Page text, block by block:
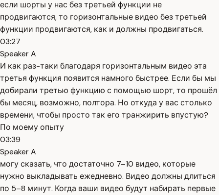
если шорты у нас без третьей функции не
продвигаются, то горизонтальные видео без третьей
функции продвигаются, как и должны продвигаться.
03:27
Speaker A
И как раз-таки благодаря горизонтальным видео эта
третья функция появится намного быстрее. Если бы мы
добирали третью функцию с помощью шорт, то прошёл
бы месяц, возможно, полтора. Но откуда у вас столько
времени, чтобы просто так его транжирить впустую?
По моему опыту
03:39
Speaker A
могу сказать, что достаточно 7–10 видео, которые
нужно выкладывать ежедневно. Видео должны длиться
по 5–8 минут. Когда ваши видео будут набирать первые